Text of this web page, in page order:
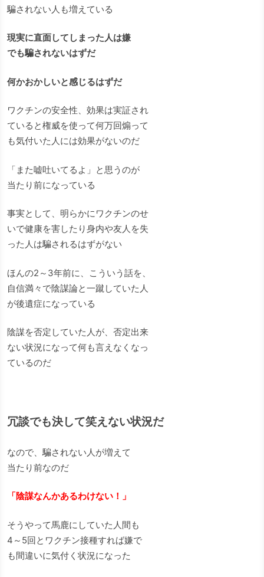
騙されない人も増えている
現実に直面してしまった人は嫌
でも騙されないはずだ
何かおかしいと感じるはずだ
ワクチンの安全性、効果は実証され
ていると権威を使って何万回煽って
も気付いた人には効果がないのだ
「また嘘吐いてるよ」と思うのが
当たり前になっている
事実として、明らかにワクチンのせ
いで健康を害したり身内や友人を失
った人は騙されるはずがない
ほんの2～3年前に、こういう話を、
自信満々で陰謀論と一蹴していた人
が後遺症になっている
陰謀を否定していた人が、否定出来
ない状況になって何も言えなくなっ
ているのだ
冗談でも決して笑えない状況だ
なので、騙されない人が増えて
当たり前なのだ
「陰謀なんかあるわけない！」
そうやって馬鹿にしていた人間も
4～5回とワクチン接種すれば嫌で
も間違いに気付く状況になった